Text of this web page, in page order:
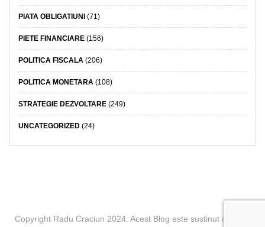
PIATA OBLIGATIUNI (71)
PIETE FINANCIARE (156)
POLITICA FISCALA (206)
POLITICA MONETARA (108)
STRATEGIE DEZVOLTARE (249)
UNCATEGORIZED (24)
Copyright Radu Craciun 2024. Acest Blog este sustinut de BCR